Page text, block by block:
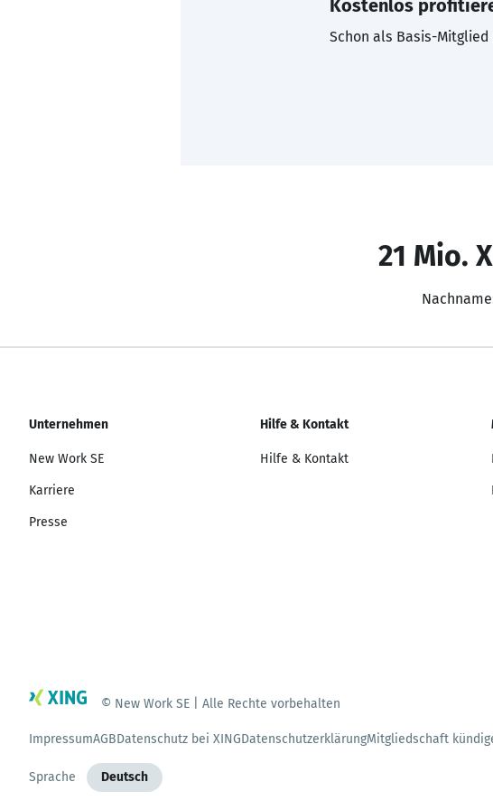
Kostenlos
Schon als Basis-
21 Mio.
Unternehmen
New Work SE
Karriere
Presse
Hilfe & Kontakt
Hilfe & Kontakt
© New Work SE | Alle Rechte vorbehalten
ImpressumAGBDatenschutz bei XINGDatenschutzerklärungMitgliedschaft
Sprache Deutsch